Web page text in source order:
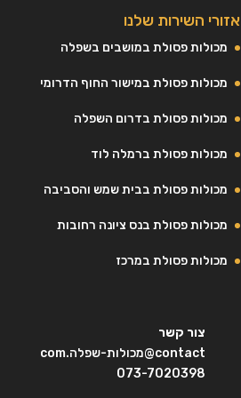
אזורי השירות שלנו
מכולות פסולת במושבים בשפלה
מכולות פסולת במישור החוף הדרומי
מכולות פסולת בדרום השפלה
מכולות פסולת ברמלה לוד
מכולות פסולת בבית שמש והסביבה
מכולות פסולת בנס ציונה רחובות
מכולות פסולת במרכז
צור קשר
contact@מכולות-שפלה.com
073-7020398